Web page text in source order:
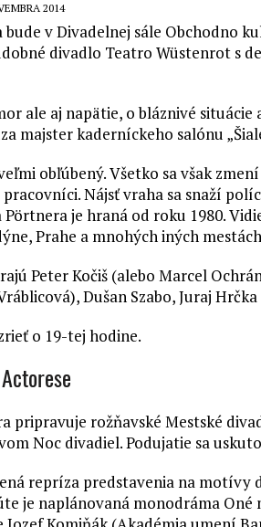
2014
v Divadelnej sále Obchodno
divadlo Teatro Wüstenrot s
ale aj napätie, o bláznivé situácie
majster kaderníckeho salónu
obľúbený. Všetko sa však
Nájsť vraha sa snaží
je hraná od roku 1980.
Prahe a mnohých iných
Peter Kočiš (alebo Marcel
Dušan Szabo, Juraj
o 19-tej hodine.
pripravuje rožňavské Mestské
Noc divadiel. Podujatie sa
repríza predstavenia na motívy
je naplánovaná monodráma